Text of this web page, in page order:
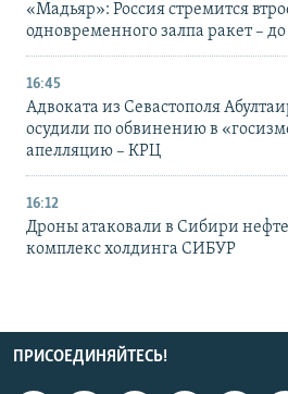
«Мадьяр»: Россия стремится
одновременного залпа ракет –
16:45
Адвоката из Севастополя
осудили по обвинению в
апелляцию – КРЦ
16:12
Дроны атаковали в Сибири
комплекс холдинга СИБУР
ПРИСОЕДИНЯЙТЕСЬ!